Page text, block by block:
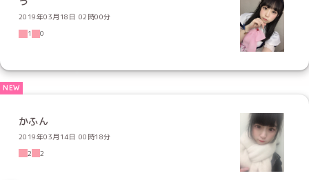
2019年03月18日 02時00分
1
0
かふん
2019年03月14日 00時18分
2
2